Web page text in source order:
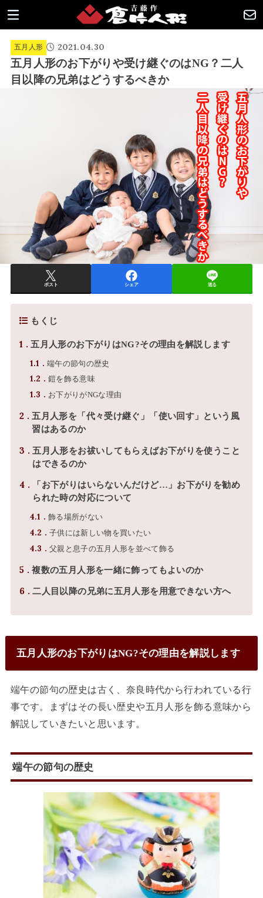
五月人形 2021.04.30
五月人形のお下がりや受け継ぐのはNG？二人
目以降の兄弟はどうするべきか
ポスト シェア 送る
もくじ
1 五月人形のお下がりはNG?その理由を解説します
1.1 端午の節句の歴史
1.2 鎧を飾る意味
1.3 お下がりがNGな理由
2
五月人形を「代々受け継ぐ」「使い回す」という風
習はあるのか
3
五月人形をお祓いしてもらえばお下がりを使うこと
はできるのか
4
「お下がりはいらないんだけど…」お下がりを勧め
られた時の対応について
4.1 飾る場所がない
4.2 子供には新しい物を買いたい
4.3 父親と息子の五月人形を並べて飾る
5 複数の五月人形を一緒に飾ってもよいのか
6 二人目以降の兄弟に五月人形を用意できない方へ
五月人形のお下がりはNG?その理由を解説します
端午の節句の歴史は古く、奈良時代から行われている行
事です。まずはその長い歴史や五月人形を飾る意味から
解説していきたいと思います。
端午の節句の歴史